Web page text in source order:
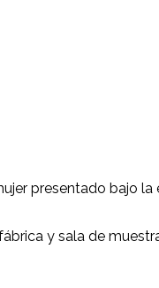
presentado bajo la
y sala de